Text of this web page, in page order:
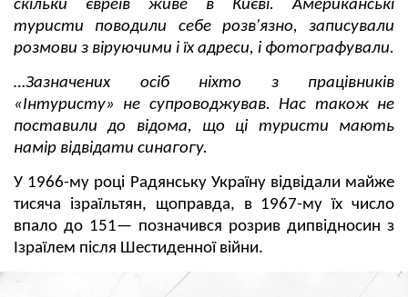
скільки євреїв живе в Києві. Американські
туристи поводили себе розв'язно, записували
розмови з віруючими і їх адреси, і фотографували.
…Зазначених осіб ніхто з працівників
«Інтуристу» не супроводжував. Нас також не
поставили до відома, що ці туристи мають
намір відвідати синагогу.
У 1966-му році Радянську Україну відвідали майже
тисяча ізраїльтян, щоправда, в 1967-му їх число
впало до 151— позначився розрив дипвідносин з
Ізраїлем після Шестиденної війни.